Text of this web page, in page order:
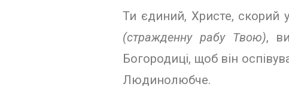
Ти єдиний, Христе, скорий
(стражденну рабу Твою),
Богороди­ці, щоб він
Людинолюбче.